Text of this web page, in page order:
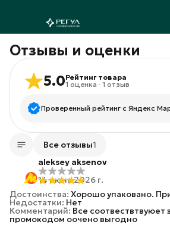
Отзывы и оценки
5.0Рейтинг товара
1 оценка · 1 отзыв
Проверенный рейтинг с Яндекс
звёзд
звезды
2звезды
1звезда
Все отзывы1
aleksey aksenov
14 июня 2026 г.
Достоинства: Хорошо упаковано.
Недостатки: Нет
Комментарий: Все соотвествтвуюет
промокодом оочено выгодно